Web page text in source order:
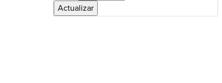
Actualizar